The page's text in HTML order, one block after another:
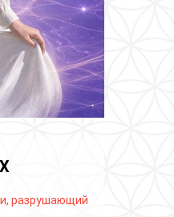
разрушающий